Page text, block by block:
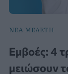
ΝΕΑ ΜΕΛΕΤΗ
Εμβοές: 4
μειώσουν